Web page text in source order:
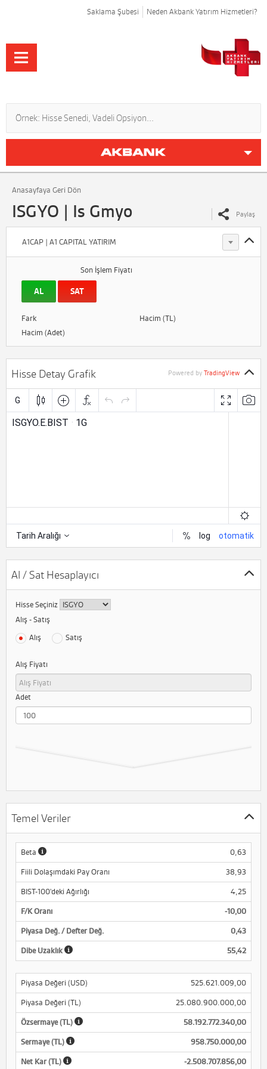
Saklama Şubesi Neden Akbank Yatırım Hizmetleri?
Anasayfaya Geri Dön
ISGYO | Is Gmyo Paylaş
A1CAP | A1 CAPITAL YATIRIM
Son İşlem Fiyatı
AL SAT
Fark
Hacim (TL)
Hacim (Adet)
Hisse Detay Grafik Powered by TradingView
Al / Sat Hesaplayıcı
Hisse Seçiniz
Alış - Satış
Alış
Satış
Alış Fiyatı
Adet
Temel Veriler
Beta 0,63
Fiili Dolaşımdaki Pay Oranı 38,93
BIST-100'deki Ağırlığı 4,25
F/K Oranı -10,00
Piyasa Değ. / Defter Değ. 0,43
Dibe Uzaklık 55,42
Piyasa Değeri (USD) 525.621.009,00
Piyasa Değeri (TL) 25.080.900.000,00
Özsermaye (TL) 58.192.772.340,00
Sermaye (TL) 958.750.000,00
Net Kar (TL) -2.508.707.856,00